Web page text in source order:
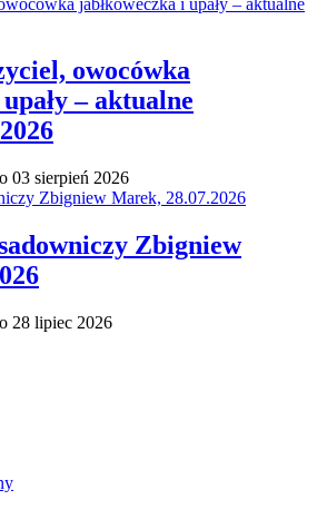
owocówka
– aktualne
03 sierpień 2026
Zbigniew
28 lipiec 2026